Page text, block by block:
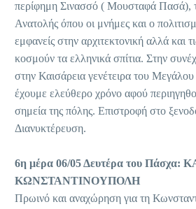
περίφημη Σινασσό ( Μουσταφά Πασά),
Ανατολής όπου οι μνήμες και ο
εμφανείς στην αρχιτεκτονική αλλά και
κοσμούν τα ελληνικά σπίτια. Στην
στην Καισάρεια γενέτειρα του
έχουμε ελεύθερο χρόνο αφού
σημεία της πόλης. Επιστροφή στο
Διανυκτέρευση.
6η μέρα 06/05 Δευτέρα του
ΚΩΝΣΤΑΝΤΙΝΟΥΠΟΛΗ
Πρωινό και αναχώρηση για τη